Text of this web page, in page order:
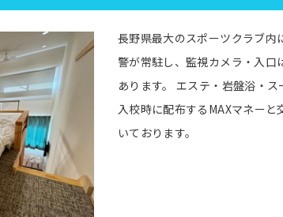
長野県最大のスポーツクラブ内
警が常駐し、監視カメラ・入口
あります。 エステ・岩盤浴・
入校時に配布するMAXマネー
いております。